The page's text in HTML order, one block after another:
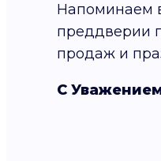
Напоминаем
преддверии
продаж и
С